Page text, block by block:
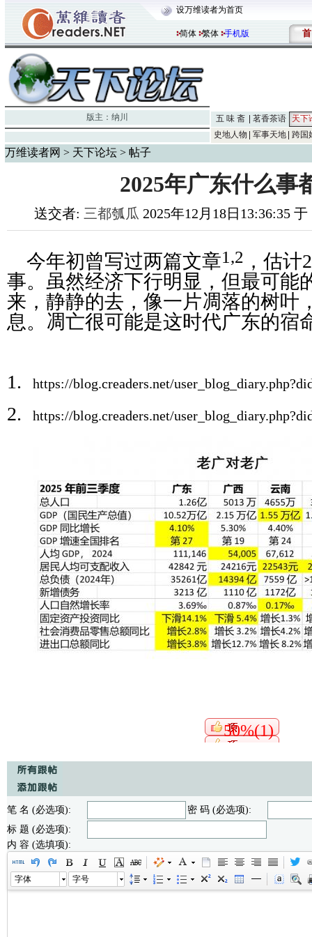
设万维读者为首页
简体 繁体 手机版 首
版主： 纳川 五 味 斋 茗香茶语
天下
史地人物
军事天地 跨国
万维读者网 > 天下论坛 > 帖子
2025年广东什么事
送交者: 三都瓠瓜 2025年12月18日13:36:35
今年初曾写过两篇文章1,2 ，估计
事。虽然经济下行明显，但最可能
来，静静的去，像一片凋落的树叶
息。凋亡很可能是这时代广东的宿
1. https://blog.creaders.net/
2. https://blog.creaders.net/
50%(1)
笔 名 (必选项):
密 码 (必选项):
标 题 (必选项):
内 容 (选填项):
字体 字号